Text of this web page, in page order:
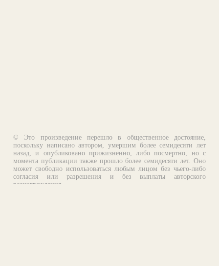
© Это произведение перешло в общественное достояние,
поскольку написано автором, умершим более семидесяти лет
назад, и опубликовано прижизненно, либо посмертно, но с
момента публикации также прошло более семидесяти лет. Оно
может свободно использоваться любым лицом без чьего-либо
согласия или разрешения и без выплаты авторского
вознаграждения.